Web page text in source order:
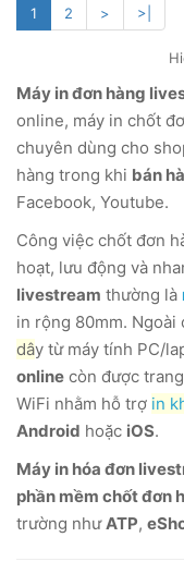
1 2 > >|
Máy in đơn hàng
online, máy in chốt
chuyên dùng cho
hàng trong khi bán
Facebook, Youtube.
Công việc chốt đơn
hoạt, lưu động và
livestream thường là
in rộng 80mm. Ngoài
dây từ máy tính PC/
online còn được
WiFi nhằm hỗ trợ in
Android hoặc iOS.
Máy in hóa đơn
phần mềm chốt đơn
trường nhưATP,